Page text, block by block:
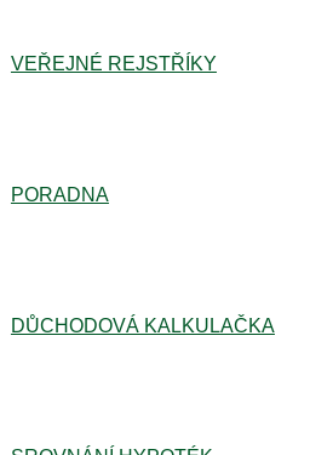
VEŘEJNÉ REJSTŘÍKY
PORADNA
DŮCHODOVÁ KALKULAČKA